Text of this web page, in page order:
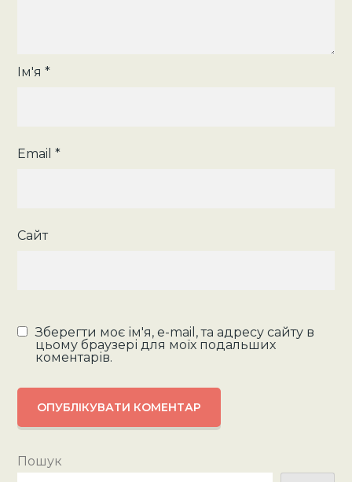
Ім'я*
Email*
Сайт
Зберегти моє ім'я, e-mail, та адресу сайту в
цьому браузері для моїх подальших
коментарів.
Пошук